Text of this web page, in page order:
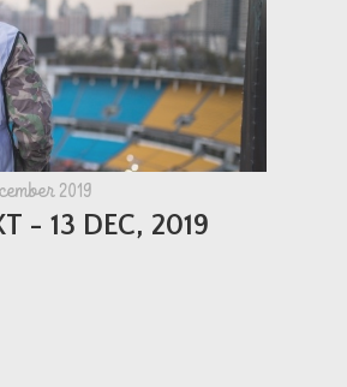
2019
- 13 DEC, 2019